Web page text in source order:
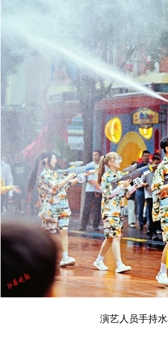
演艺人员手持